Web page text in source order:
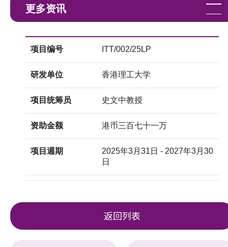
更多资讯
项目编号 ITT/002/25LP
研发单位 香港理工大学
项目统筹员 史文中教授
资助金额 港币三百七十一万
项目週期
2025年3月31日 - 2027年3月30
日
返回列表